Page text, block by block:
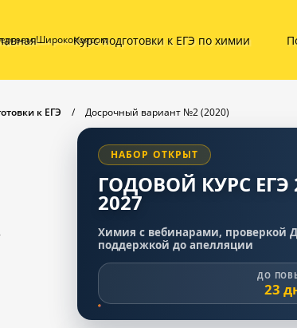
ШирокопоясомКурс подготовки к ЕГЭ по химии
к ЕГЭ / Досрочный вариант №2 (2020)
НАБОР ОТКРЫТ
ГОДОВОЙ КУРС ЕГЭ
2027
Химия с вебинарами, проверкой
поддержкой до апелляции
ДО
23